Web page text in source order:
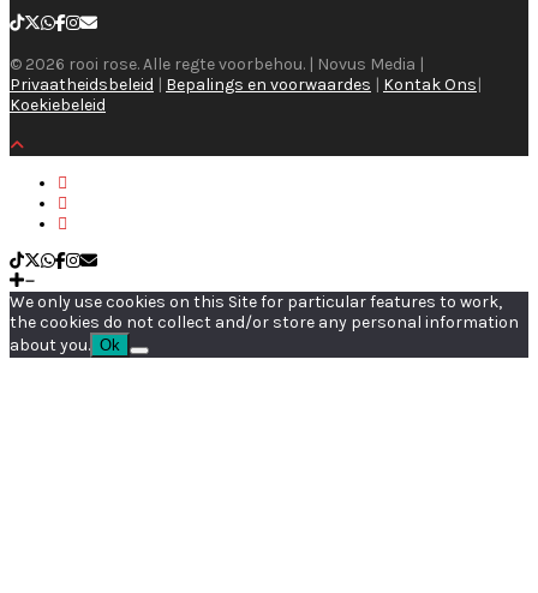
© 2026 rooi rose. Alle regte voorbehou. | Novus Media |
Privaatheidsbeleid | Bepalings en voorwaardes | Kontak Ons|
Koekiebeleid
We only use cookies on this Site for particular features to work,
the cookies do not collect and/or store any personal information
about you. Ok